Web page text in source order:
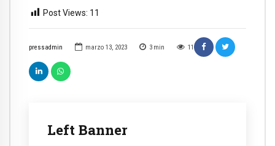
pressadmin marzo 13, 2023 3 min 11
Left Banner
Post Views: 11